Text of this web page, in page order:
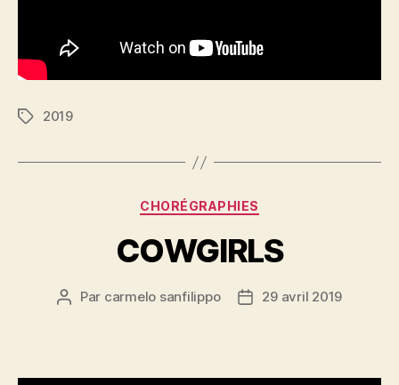
Étiquettes
2019
Catégories
CHORÉGRAPHIES
COWGIRLS
Auteur
Par carmelo sanfilippo
Date29 avril 2019